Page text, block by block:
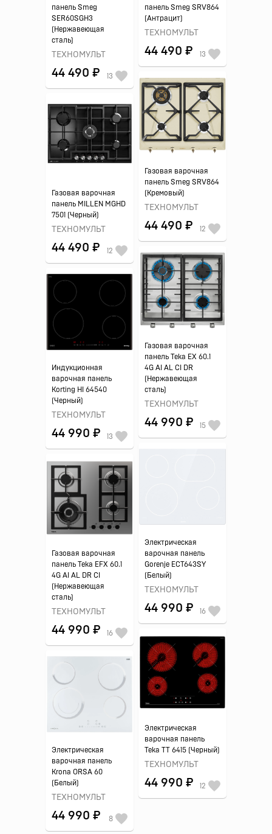
панель Smeg
SER60SGH3
(Нержавеющая
сталь)
ТЕХНОМУЛЬТ
44 490 ₽ 13
панель Smeg SRV864
(Антрацит)
ТЕХНОМУЛЬТ
44 490 ₽ 13
Газовая варочная
панель Smeg SRV864
(Кремовый)
ТЕХНОМУЛЬТ
44 490 ₽ 12
Газовая варочная
панель MILLEN MGHD
7501 (Черный)
ТЕХНОМУЛЬТ
44 490 ₽ 12
Газовая варочная
панель Teka EX 60.1
4G AI AL CI DR
(Нержавеющая
сталь)
ТЕХНОМУЛЬТ
44 990 ₽ 15
Индукционная
варочная панель
Korting HI 64540
(Черный)
ТЕХНОМУЛЬТ
44 990 ₽ 13
Электрическая
варочная панель
Gorenje ECT643SY
(Белый)
ТЕХНОМУЛЬТ
44 990 ₽ 16
Газовая варочная
панель Teka EFX 60.1
4G AI AL DR CI
(Нержавеющая
сталь)
ТЕХНОМУЛЬТ
44 990 ₽ 16
Электрическая
варочная панель
Teka TT 6415 (Черный)
ТЕХНОМУЛЬТ
44 990 ₽ 12
Электрическая
варочная панель
Krona ORSA 60
(Белый)
ТЕХНОМУЛЬТ
44 990 ₽ 8